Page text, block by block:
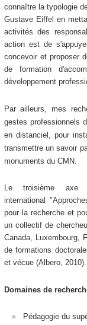
connaître la typologie
Gustave Eiffel en
activités des
action est de
concevoir et proposer
de formation
développement
Par ailleurs, mes
gestes professionnels
en distanciel, pour
transmettre un savoir
monuments du CMN.
Le troisième axe
international
pour la recherche et
un collectif de
Canada, Luxembourg,
de formations
et vécue (Albero, 2010).
Domaines de
Pédagogie du